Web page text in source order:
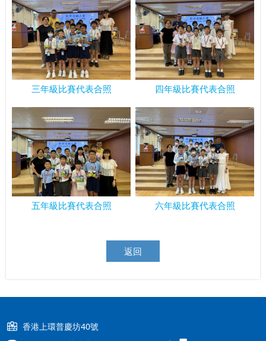
三年級比賽代表合照 四年級比賽代表合照
五年級比賽代表合照 六年級比賽代表合照
返回
香港上環普慶坊40號